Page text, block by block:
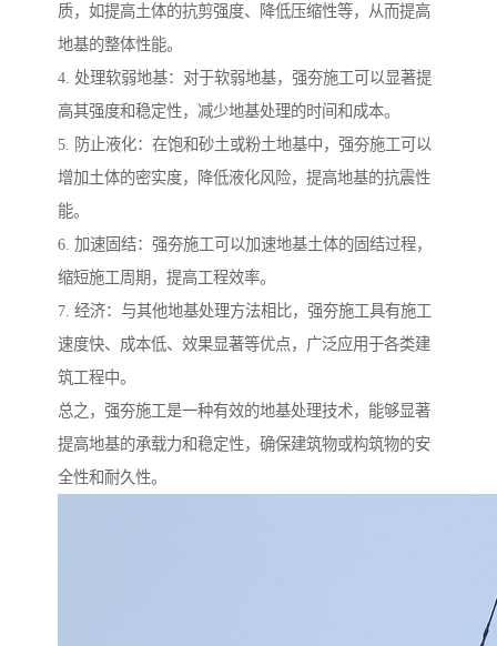
质，如提高土体的抗剪强度、降低压缩性等，从而提高
地基的整体性能。
4. 处理软弱地基：对于软弱地基，强夯施工可以显著提
高其强度和稳定性，减少地基处理的时间和成本。
5. 防止液化：在饱和砂土或粉土地基中，强夯施工可以
增加土体的密实度，降低液化风险，提高地基的抗震性
能。
6. 加速固结：强夯施工可以加速地基土体的固结过程，
缩短施工周期，提高工程效率。
7. 经济：与其他地基处理方法相比，强夯施工具有施工
速度快、成本低、效果显著等优点，广泛应用于各类建
筑工程中。
总之，强夯施工是一种有效的地基处理技术，能够显著
提高地基的承载力和稳定性，确保建筑物或构筑物的安
全性和耐久性。